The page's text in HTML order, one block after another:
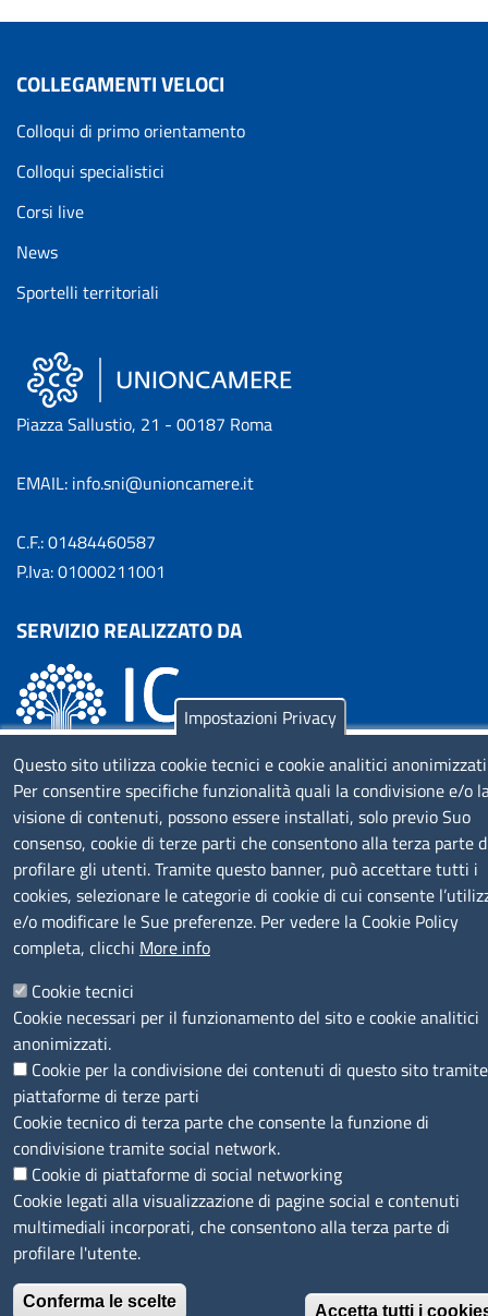
COLLEGAMENTI VELOCI
Colloqui di primo orientamento
Colloqui specialistici
Corsi live
News
Sportelli territoriali
Piazza Sallustio, 21 - 00187 Roma
EMAIL: info.sni@unioncamere.it
C.F.: 01484460587
P.Iva: 01000211001
SERVIZIO REALIZZATO DA
SEGUICI SU
MENÙ PRIVACY
Note legali Privacy e cookie policy
© 2023 SNI Servizio Nuove Imprese
Impostazioni Privacy
Questo sito utilizza cookie tecnici e cookie analitici
Per consentire specifiche funzionalità quali la condivisione e/o
visione di contenuti, possono essere installati, solo previo Suo
consenso, cookie di terze parti che consentono alla terza parte
profilare gli utenti. Tramite questo banner, può accettare tutti i
cookies, selezionare le categorie di cookie di cui consente
e/o modificare le Sue preferenze. Per vedere la Cookie Policy
completa, clicchi More info
Cookie tecnici
Cookie necessari per il funzionamento del sito e cookie analitici
anonimizzati.
Cookie per la condivisione dei contenuti di questo sito tramite
piattaforme di terze parti
Cookie tecnico di terza parte che consente la funzione di
condivisione tramite social network.
Cookie di piattaforme di social networking
Cookie legati alla visualizzazione di pagine social e contenuti
multimediali incorporati, che consentono alla terza parte di
profilare l'utente.
Conferma le scelte
Accetta tutti i